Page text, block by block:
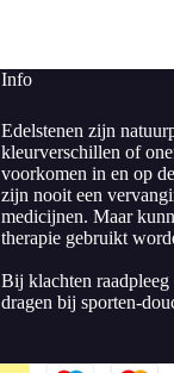
Info
Edelstenen zijn
kleurverschillen of
voorkomen in en op
zijn nooit een
medicijnen. Maar
therapie gebruikt
Bij klachten
dragen bij sporten-